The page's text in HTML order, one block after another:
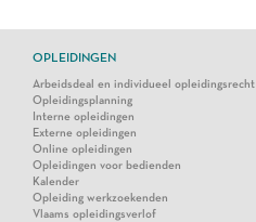
OPLEIDINGEN
Arbeidsdeal en individueel opleidingsrecht
Opleidingsplanning
Interne opleidingen
Externe opleidingen
Online opleidingen
Opleidingen voor bedienden
Kalender
Opleiding werkzoekenden
Vlaams opleidingsverlof